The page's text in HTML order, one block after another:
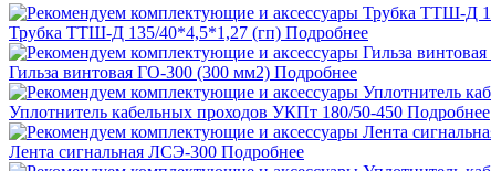
Трубка ТТШ-Д 135/40*4,5*1,27 (гп) Подробнее
Гильза винтовая ГО-300 (300 мм2) Подробнее
Уплотнитель кабельных проходов УКПт 180/50-450 Подробнее
Лента сигнальная ЛСЭ-300 Подробнее